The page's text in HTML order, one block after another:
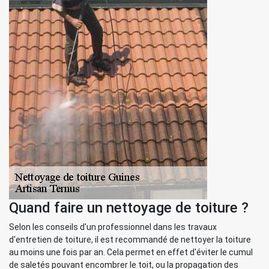
Quand faire un nettoyage de toiture ?
Selon les conseils d'un professionnel dans les travaux
d'entretien de toiture, il est recommandé de nettoyer la toiture
au moins une fois par an. Cela permet en effet d'éviter le cumul
de saletés pouvant encombrer le toit, ou la propagation des